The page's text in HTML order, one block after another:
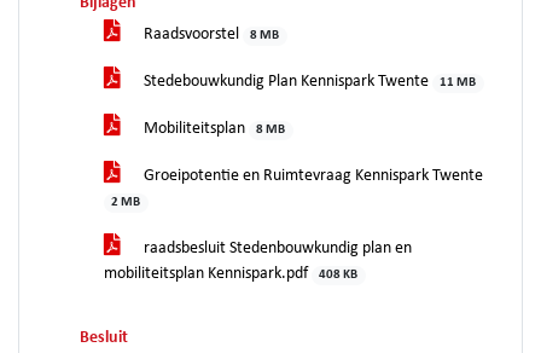
Raadsvoorstel
8 MB
Stedebouwkundig Plan Kennispark Twente 11 MB
Mobiliteitsplan 8 MB
Groeipotentie en Ruimtevraag Kennispark Twente
2 MB
raadsbesluit Stedenbouwkundig plan en
mobiliteitsplan Kennispark.pdf
408 KB
Besluit